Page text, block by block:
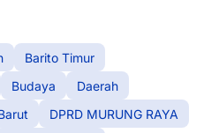
Barito Timur
Budaya
Daerah
DPRD MURUNG RAYA